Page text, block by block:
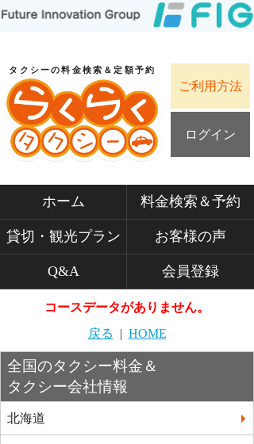
タクシーの料金検索＆定額予約
ご利用方法
ログイン
ホーム 料金検索＆予約
貸切・観光プラン お客様の声
Q&A 会員登録
コースデータがありません。
戻る
HOME
全国のタクシー料金＆
タクシー会社情報
北海道